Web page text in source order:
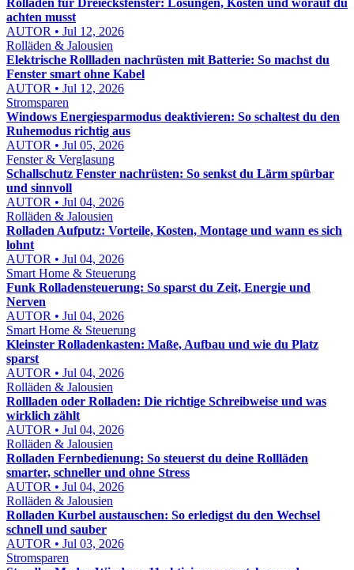
Rolladen für Dreiecksfenster: Lösungen, Kosten und worauf du
achten musst
AUTOR • Jul 12, 2026
Rolläden & Jalousien
Elektrische Rollladen nachrüsten mit Batterie: So machst du
Fenster smart ohne Kabel
AUTOR • Jul 12, 2026
Stromsparen
Windows Energiesparmodus deaktivieren: So schaltest du den
Ruhemodus richtig aus
AUTOR • Jul 05, 2026
Fenster & Verglasung
Schallschutz Fenster nachrüsten: So senkst du Lärm spürbar
und sinnvoll
AUTOR • Jul 04, 2026
Rolläden & Jalousien
Rolladen Aufputz: Vorteile, Kosten, Montage und wann es sich
lohnt
AUTOR • Jul 04, 2026
Smart Home & Steuerung
Funk Rolladensteuerung: So sparst du Zeit, Energie und
Nerven
AUTOR • Jul 04, 2026
Smart Home & Steuerung
Kleinster Rolladenkasten: Maße, Aufbau und wie du Platz
sparst
AUTOR • Jul 04, 2026
Rolläden & Jalousien
Rollladen oder Rolladen: Die richtige Schreibweise und was
wirklich zählt
AUTOR • Jul 04, 2026
Rolläden & Jalousien
Rolladen Fernbedienung: So steuerst du deine Rollläden
smarter, schneller und ohne Stress
AUTOR • Jul 04, 2026
Rolläden & Jalousien
Rolladen Kurbel austauschen: So erledigst du den Wechsel
schnell und sauber
AUTOR • Jul 03, 2026
Stromsparen